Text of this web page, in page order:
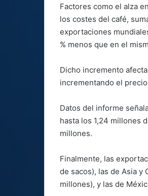
Factores como el alza
los costes del café,
exportaciones
% menos que en el
Dicho incremento
incrementando el
Datos del informe
hasta los 1,24 millones
millones.
Finalmente, las
de sacos), las de Asia y
millones), y las de